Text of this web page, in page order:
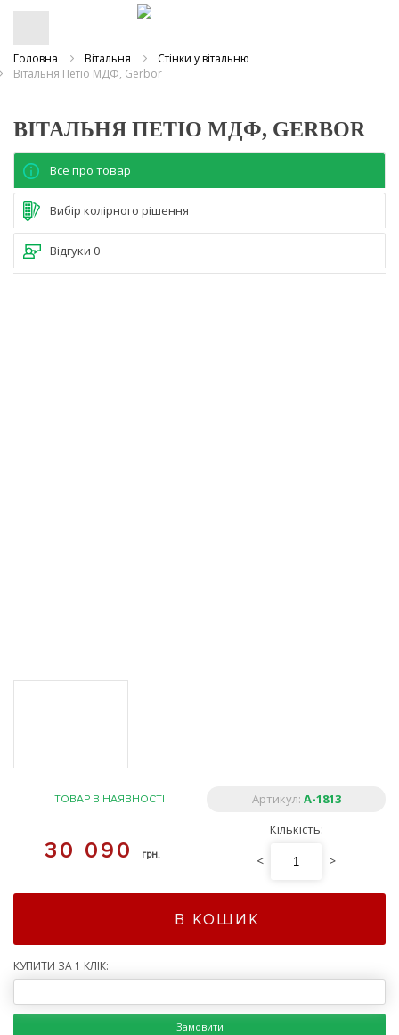
Головна Вітальня
Стінки у вітальню
Вітальня Петіо МДФ, Gerbor
ВІТАЛЬНЯ ПЕТІО МДФ, GERBOR
Все про товар
Вибір колірного рішення
Відгуки 0
ТОВАР В НАЯВНОСТІ Артикул: A-1813
30 090 грн.
Кількість:
< >
В КОШИК
КУПИТИ ЗА 1 КЛІК:
Замовити